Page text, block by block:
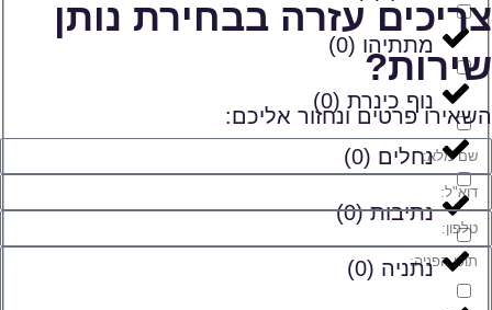
מתתיהו (
0
)
נוף כינרת (
0
)
נחלים (
0
)
נתיבות(
0
)
נתניה (
0
)
צריכים עזרה בבחירת נותן
שירות?
השאירו פרטים ונחזור אליכם: